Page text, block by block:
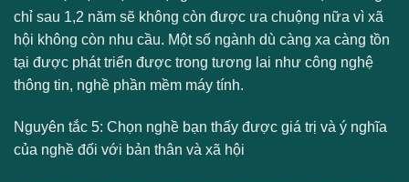
chỉ sau 1,2 năm sẽ không còn được ưa chuộng nữa vì xã
hội không còn nhu cầu. Một số ngành dù càng xa càng tồn
tại được phát triển được trong tương lai như công nghệ
thông tin, nghề phần mềm máy tính.
Nguyên tắc 5: Chọn nghề bạn thấy được giá trị và ý nghĩa
của nghề đối với bản thân và xã hội